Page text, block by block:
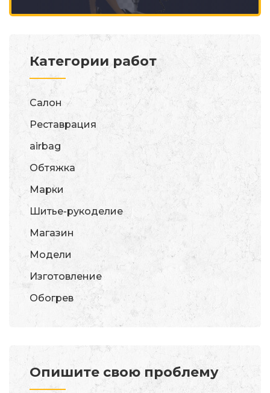
Категории работ
Салон
Реставрация
airbag
Обтяжка
Марки
Шитье-рукоделие
Магазин
Модели
Изготовление
Обогрев
Опишите свою проблему